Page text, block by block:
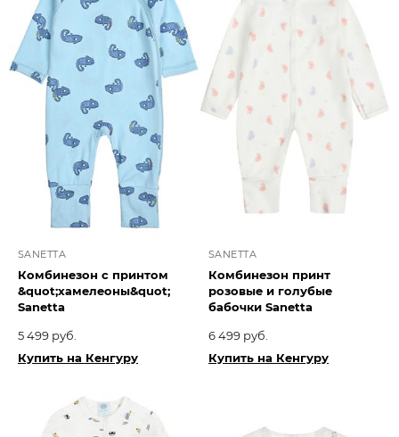
SANETTA
Комбинезон с принтом
&quot;хамелеоны&quot;
Sanetta
5 499 руб.
Купить на Кенгуру
SANETTA
Комбинезон принт
розовые и голубые
бабочки Sanetta
6 499 руб.
Купить на Кенгуру